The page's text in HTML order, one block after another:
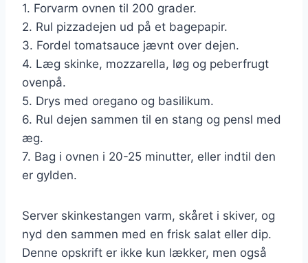
1. Forvarm ovnen til 200 grader.
2. Rul pizzadejen ud på et bagepapir.
3. Fordel tomatsauce jævnt over dejen.
4. Læg skinke, mozzarella, løg og peberfrugt
ovenpå.
5. Drys med oregano og basilikum.
6. Rul dejen sammen til en stang og pensl med
æg.
7. Bag i ovnen i 20-25 minutter, eller indtil den
er gylden.
Server skinkestangen varm, skåret i skiver, og
nyd den sammen med en frisk salat eller dip.
Denne opskrift er ikke kun lækker, men også